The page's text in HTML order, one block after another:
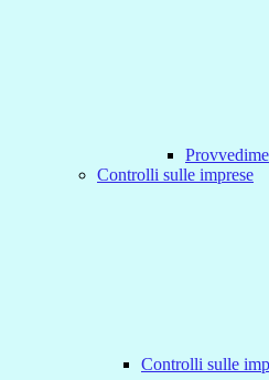
Controlli sulle imprese
Controlli sulle